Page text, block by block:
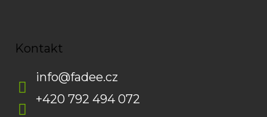
Kontakt
info@fadee.cz
+420 792 494 072